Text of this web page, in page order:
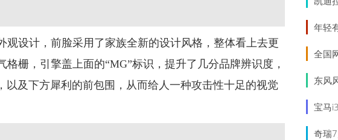
观设计，前脸采用了家族全新的设计风格，整体看上去更
栅，引擎盖上面的“MG”标识，提升了几分品牌辨识度，
以及下方犀利的前包围，从而给人一种攻击性十足的视觉
全国
奇瑞